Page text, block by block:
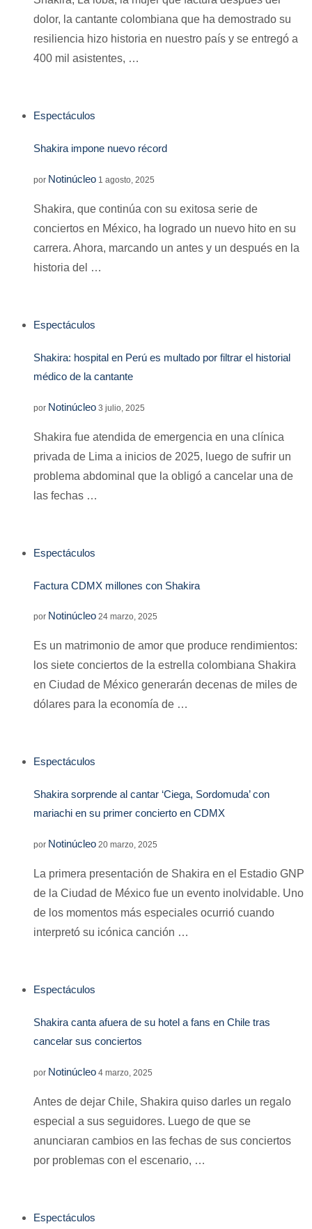
dolor, la cantante colombiana que ha demostrado su
resiliencia hizo historia en nuestro país y se entregó a
400 mil asistentes, …
Espectáculos
Shakira impone nuevo récord
por Notinúcleo 1 agosto, 2025
Shakira, que continúa con su exitosa serie de
conciertos en México, ha logrado un nuevo hito en su
carrera. Ahora, marcando un antes y un después en la
historia del …
Espectáculos
Shakira: hospital en Perú es multado por filtrar el historial
médico de la cantante
por Notinúcleo 3 julio, 2025
Shakira fue atendida de emergencia en una clínica
privada de Lima a inicios de 2025, luego de sufrir un
problema abdominal que la obligó a cancelar una de
las fechas …
Espectáculos
Factura CDMX millones con Shakira
por Notinúcleo 24 marzo, 2025
Es un matrimonio de amor que produce rendimientos:
los siete conciertos de la estrella colombiana Shakira
en Ciudad de México generarán decenas de miles de
dólares para la economía de …
Espectáculos
Shakira sorprende al cantar ‘Ciega, Sordomuda’ con
mariachi en su primer concierto en CDMX
por Notinúcleo 20 marzo, 2025
La primera presentación de Shakira en el Estadio GNP
de la Ciudad de México fue un evento inolvidable. Uno
de los momentos más especiales ocurrió cuando
interpretó su icónica canción …
Espectáculos
Shakira canta afuera de su hotel a fans en Chile tras
cancelar sus conciertos
por Notinúcleo 4 marzo, 2025
Antes de dejar Chile, Shakira quiso darles un regalo
especial a sus seguidores. Luego de que se
anunciaran cambios en las fechas de sus conciertos
por problemas con el escenario, …
Espectáculos